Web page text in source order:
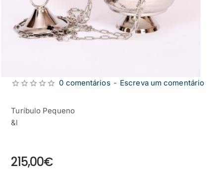
Turíbulo Pequeno
&l
0 comentários - Escreva um comentário
215,00€